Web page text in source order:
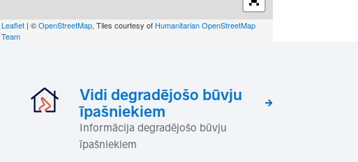
Leaflet | ©OpenStreetMap, Tiles courtesy of Humanitarian OpenStreetMap
Team
Vidi degradējošo būvju
īpašniekiem
Informācija degradējošo būvju
īpašniekiem